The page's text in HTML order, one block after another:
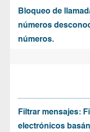
Bloqueo de
números
números.
Filtrar mensajes:
electrónicos